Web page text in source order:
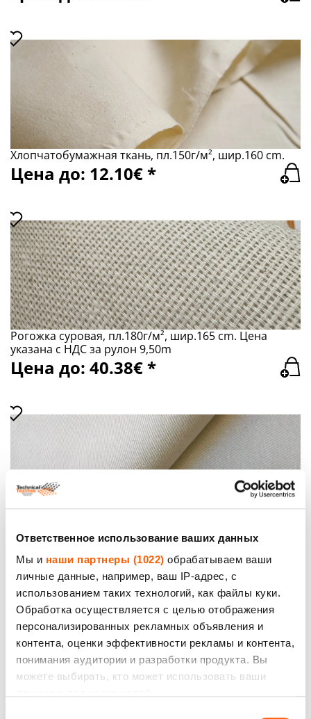
Ответственное использование ваших данных
Мы и наши партнеры (1022) обрабатываем ваши
личные данные, например, ваш IP-адрес, с
использованием таких технологий, как файлы куки.
Обработка осуществляется с целью отображения
персонализированных рекламных объявления и
контента, оценки эффективности рекламы и контента,
понимания аудитории и разработки продукта. Вы
можете выбирать, кто может использовать ваши
Хлопчатобумажная ткань, пл.150г/м², шир.160 сm.
Цена до: 12.10€ *
Рогожка суровая, пл.180г/м², шир.165 сm. Цена
указана с НДС за рулон 9,50m
Цена до: 40.38€ *
Цена указана за рулон (10m) с НДС.
Цена до: 69.00€ *